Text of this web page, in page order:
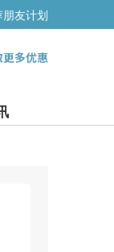
友计划
多优惠